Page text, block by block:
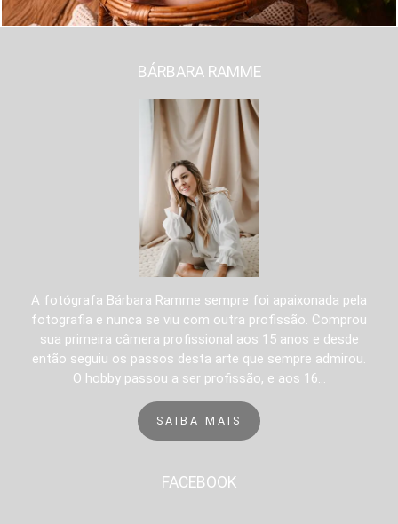
BÁRBARA RAMME
A fotógrafa Bárbara Ramme sempre foi apaixonada pela
fotografia e nunca se viu com outra profissão. Comprou
sua primeira câmera profissional aos 15 anos e desde
então seguiu os passos desta arte que sempre admirou.
O hobby passou a ser profissão, e aos 16...
SAIBA MAIS
FACEBOOK